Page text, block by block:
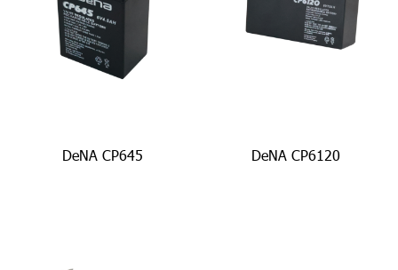
DeNA CP645 DeNA CP6120